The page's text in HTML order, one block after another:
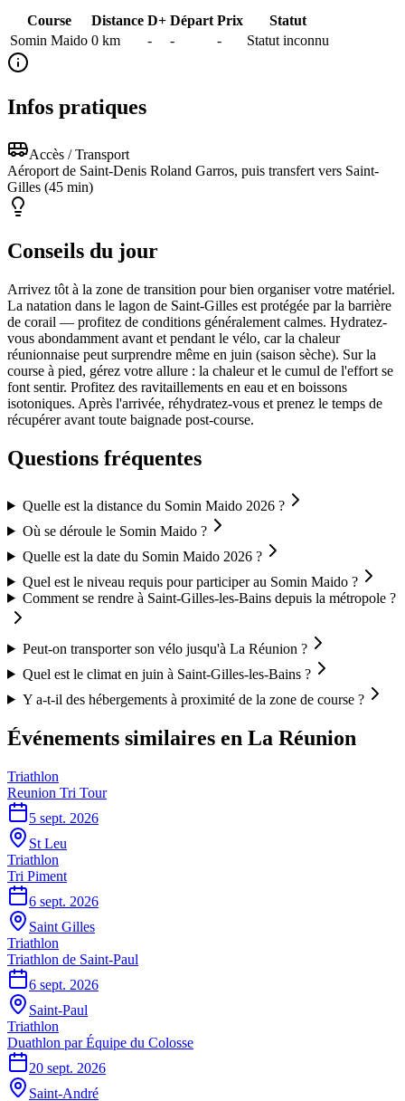
Course Distance D+ Départ Prix
Statut
Somin Maido 0 km - - - Statut inconnu
Infos pratiques
Accès / Transport
Aéroport de Saint-Denis Roland Garros, puis transfert vers Saint-
Gilles (45 min)
Conseils du jour
Arrivez tôt à la zone de transition pour bien organiser votre matériel.
La natation dans le lagon de Saint-Gilles est protégée par la barrière
de corail — profitez de conditions généralement calmes. Hydratez-
vous abondamment avant et pendant le vélo, car la chaleur
réunionnaise peut surprendre même en juin (saison sèche). Sur la
course à pied, gérez votre allure : la chaleur et le cumul de l'effort se
font sentir. Profitez des ravitaillements en eau et en boissons
isotoniques. Après l'arrivée, réhydratez-vous et prenez le temps de
récupérer avant toute baignade post-course.
Questions fréquentes
Quelle est la distance du Somin Maido 2026 ?
Où se déroule le Somin Maido ?
Quelle est la date du Somin Maido 2026 ?
Quel est le niveau requis pour participer au Somin Maido ?
Comment se rendre à Saint-Gilles-les-Bains depuis la métropole ?
Peut-on transporter son vélo jusqu'à La Réunion ?
Quel est le climat en juin à Saint-Gilles-les-Bains ?
Y a-t-il des hébergements à proximité de la zone de course ?
Événements similaires en La Réunion
Triathlon
Reunion Tri Tour
5 sept. 2026
St Leu
Triathlon
Tri Piment
6 sept. 2026
Saint Gilles
Triathlon
Triathlon de Saint-Paul
6 sept. 2026
Saint-Paul
Triathlon
Duathlon par Équipe du Colosse
20 sept. 2026
Saint-André